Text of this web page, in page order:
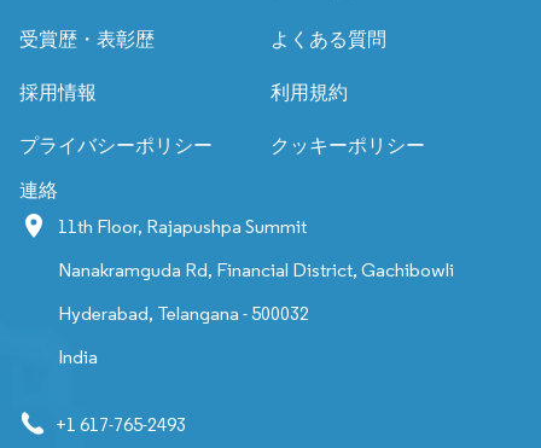
受賞歴・表彰歴 よくある質問
採用情報 利用規約
プライバシーポリシー クッキーポリシー
連絡
11th Floor, Rajapushpa Summit
Nanakramguda Rd, Financial District, Gachibowli
Hyderabad, Telangana - 500032
India
+1 617-765-2493